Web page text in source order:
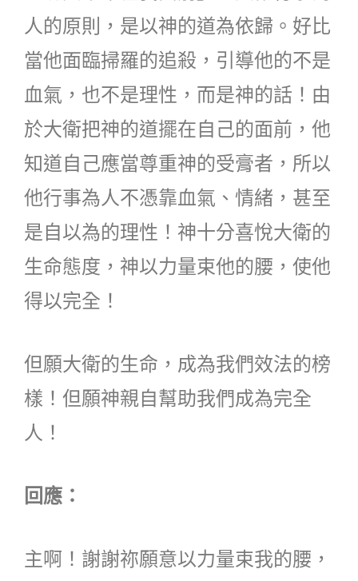
人的原則，是以神的道為依歸。好比
當他面臨掃羅的追殺，引導他的不是
血氣，也不是理性，而是神的話！由
於大衛把神的道擺在自己的面前，他
知道自己應當尊重神的受膏者，所以
他行事為人不憑靠血氣、情緒，甚至
是自以為的理性！神十分喜悅大衛的
生命態度，神以力量束他的腰，使他
得以完全！
但願大衛的生命，成為我們效法的榜
樣！但願神親自幫助我們成為完全
人！
回應：
主啊！謝謝祢願意以力量束我的腰，